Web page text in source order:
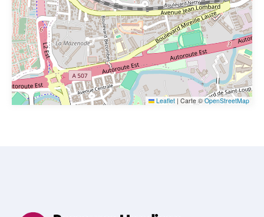
Leaflet | Carte ©OpenStreetMap